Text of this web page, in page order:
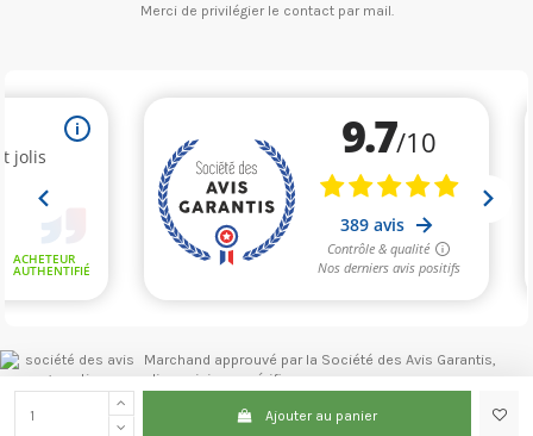
Ajouter au panier
Merci de privilégier le contact par mail.
Marchand approuvé par la Société des Avis Garantis,
cliquez ici pour vérifier